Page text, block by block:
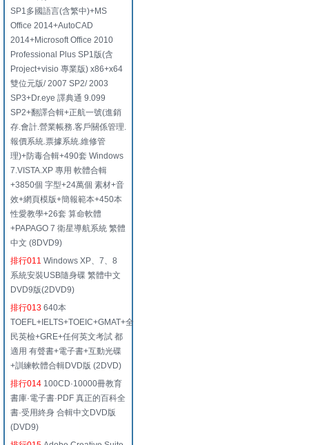
SP1多國語言(含繁中)+MS
Office 2014+AutoCAD
2014+Microsoft Office 2010
Professional Plus SP1版(含
Project+visio 專業版) x86+x64
雙位元版/ 2007 SP2/ 2003
SP3+Dr.eye 譯典通 9.099
SP2+翻譯合輯+正航一號(進銷
存.會計.營業帳務.客戶關係管理.
報價系統.票據系統.維修管
理)+防毒合輯+490套 Windows
7.VISTA.XP 專用 軟體合輯
+3850個 字型+24萬個 素材+音
效+網頁模版+簡報範本+450本
性愛教學+26套 算命軟體
+PAPAGO 7 衛星導航系統 繁體
中文 (8DVD9)
排行011 Windows XP、7、8
系統安裝USB隨身碟 繁體中文
DVD9版(2DVD9)
排行013 640本
TOEFL+IELTS+TOEIC+GMAT+全
民英檢+GRE+任何英文考試 都
適用 有聲書+電子書+互動光碟
+訓練軟體合輯DVD版 (2DVD)
排行014 100CD·10000冊教育
書庫·電子書·PDF 真正的百科全
書·受用終身 合輯中文DVD版
(DVD9)